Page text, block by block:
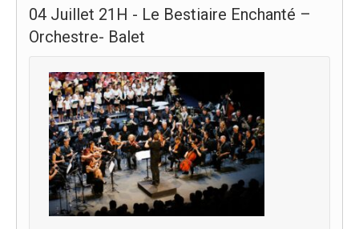
04 Juillet 21H - Le Bestiaire Enchanté –
Orchestre- Balet